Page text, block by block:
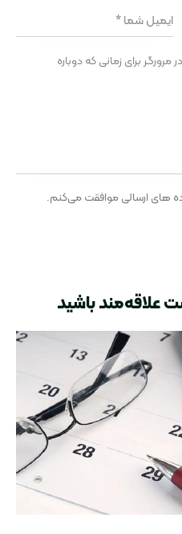
برای زمانی که دوباره
های ارسالی موافقت می‌کنم.
باشید